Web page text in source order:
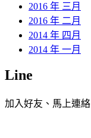
2016 年 三月
2016 年 二月
2014 年 四月
2014 年 一月
Line
加入好友、馬上連絡